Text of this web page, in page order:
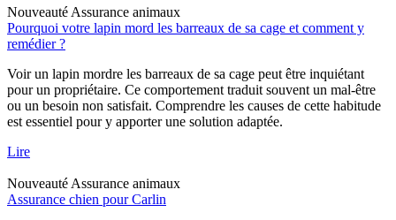
Nouveauté Assurance animaux
Pourquoi votre lapin mord les barreaux de sa cage et comment y
remédier ?
Voir un lapin mordre les barreaux de sa cage peut être inquiétant
pour un propriétaire. Ce comportement traduit souvent un mal-être
ou un besoin non satisfait. Comprendre les causes de cette habitude
est essentiel pour y apporter une solution adaptée.
Lire
Nouveauté Assurance animaux
Assurance chien pour Carlin